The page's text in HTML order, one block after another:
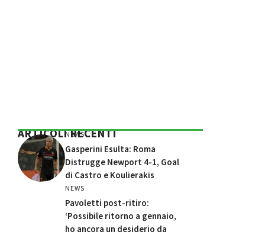
ARTICOLI RECENTI
NEWS
Gasperini Esulta: Roma
Distrugge Newport 4-1, Goal
di Castro e Koulierakis
NEWS
Pavoletti post-ritiro:
‘Possibile ritorno a gennaio,
ho ancora un desiderio da